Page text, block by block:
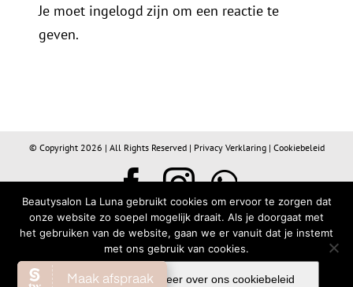
Je moet ingelogd zijn om een reactie te
geven.
© Copyright 2026 | All Rights Reserved | Privacy Verklaring| Cookiebeleid
Facebook
Instagram
Beautysalon La Luna gebruikt cookies om ervoor te zorgen dat
onze website zo soepel mogelijk draait. Als je doorgaat met
het gebruiken van de website, gaan we er vanuit dat je instemt
met ons gebruik van cookies.
Ok Lees meer over ons cookiebeleid